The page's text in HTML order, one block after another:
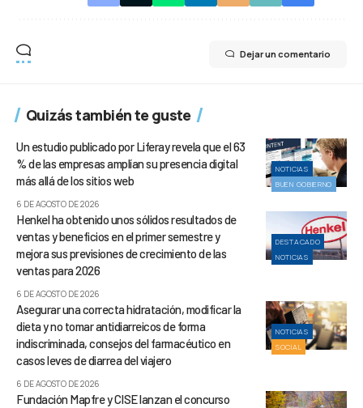
Dejar un comentario
Quizás también te guste
NOTICIAS
BUEN GOBIERNO
Un estudio publicado por Liferay revela que el 63
% de las empresas amplían su presencia digital
más allá de los sitios web
6 DE AGOSTO DE 2026
DESTACADO
NOTICIAS
Henkel ha obtenido unos sólidos resultados de
ventas y beneficios en el primer semestre y
mejora sus previsiones de crecimiento de las
ventas para 2026
6 DE AGOSTO DE 2026
NOTICIAS
SOCIAL
Asegurar una correcta hidratación, modificar la
dieta y no tomar antidiarreicos de forma
indiscriminada, consejos del farmacéutico en
casos leves de diarrea del viajero
6 DE AGOSTO DE 2026
Fundación Mapfre y CISE lanzan el concurso